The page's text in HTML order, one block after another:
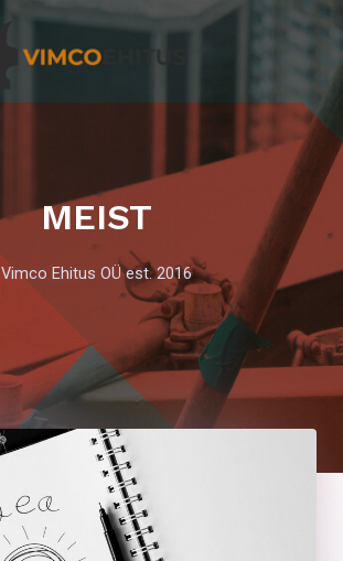
MEIST
Vimco Ehitus OÜ est. 2016